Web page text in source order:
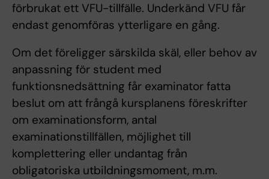
förbrukat ett VFU-tillfälle. Underkänd VFU får
endast genomföras ytterligare en gång.
Om det föreligger särskilda skäl, eller behov av
anpassning för student med
funktionsnedsättning får examinator fatta
beslut om att frångå kursplanens föreskrifter
om examinationsform, antal
examinationstillfällen, möjlighet till
komplettering eller undantag från
obligatoriska utbildningsmoment, m.m.